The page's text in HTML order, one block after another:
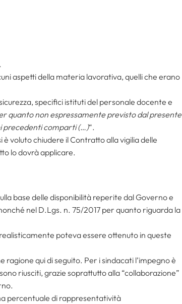
aspetti della materia lavorativa, quelli che erano
specifici istituti del personale docente e
quanto non espressamente previsto dal presente
precedenti comparti (…)“.
voluto chiudere il Contratto alla vigilia delle
lo dovrà applicare.
base delle disponibilità reperite dal Governo e
nel D.Lgs. n. 75/2017 per quanto riguarda la
poteva essere ottenuto in queste
qui di seguito. Per i sindacati l’impegno è
riusciti, grazie soprattutto alla “collaborazione”
percentuale di rappresentatività